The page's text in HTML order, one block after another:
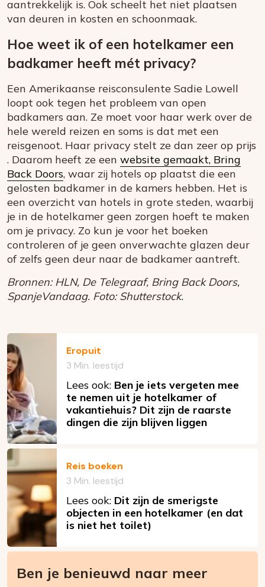
aantrekkelijk is. Ook scheelt het niet plaatsen
van deuren in kosten en schoonmaak.
Hoe weet ik of een hotelkamer een
badkamer heeft mét privacy?
Een Amerikaanse reisconsulente Sadie Lowell
loopt ook tegen het probleem van open
badkamers aan. Ze moet voor haar werk over de
hele wereld reizen en soms is dat met een
reisgenoot. Haar privacy stelt ze dan zeer op prijs
. Daarom heeft ze een website gemaakt, Bring
Back Doors, waar zij hotels op plaatst die een
gelosten badkamer in de kamers hebben. Het is
een overzicht van hotels in grote steden, waarbij
je in de hotelkamer geen zorgen hoeft te maken
om je privacy. Zo kun je voor het boeken
controleren of je geen onverwachte glazen deur
of zelfs geen deur naar de badkamer aantreft.
Bronnen: HLN, De Telegraaf, Bring Back Doors,
SpanjeVandaag. Foto: Shutterstock.
Eropuit
3 Min. leestijd
Lees ook: Ben je iets vergeten mee
te nemen uit je hotelkamer of
vakantiehuis? Dit zijn de raarste
dingen die zijn blijven liggen
Reis boeken
3 Min. leestijd
Lees ook: Dit zijn de smerigste
objecten in een hotelkamer (en dat
is niet het toilet)
Ben je benieuwd naar meer